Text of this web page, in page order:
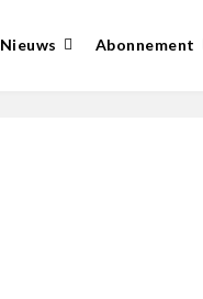
Nieuws Abonnement